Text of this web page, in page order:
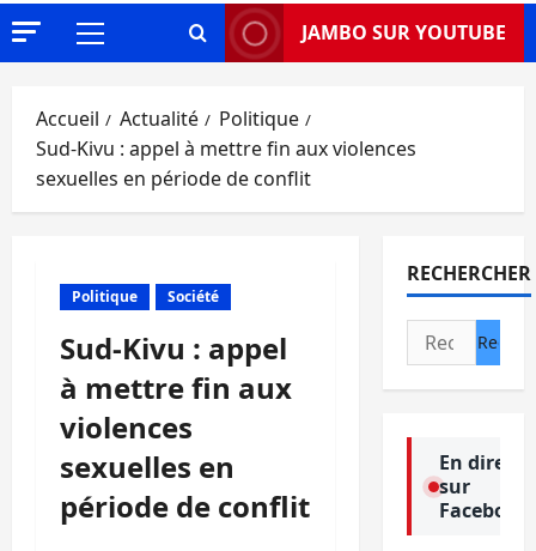
Menu
JAMBO SUR YOUTUBE
Accueil Actualité
Politique
Sud-Kivu : appel à mettre fin aux violences
sexuelles en période de conflit
Politique Société
Sud-Kivu : appel
à mettre fin aux
violences
sexuelles en
période de conflit
RECHERCHER
Rechercher :
En direct
sur
Facebook